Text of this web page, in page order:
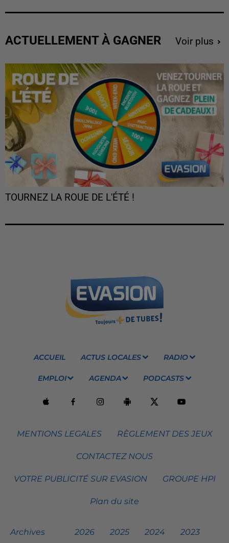
ACTUELLEMENT À GAGNER Voir plus
TOURNEZ LA ROUE DE L'ÉTÉ !
ACCUEIL ACTUS LOCALES RADIO
EMPLOI AGENDA PODCASTS
MENTIONS LEGALES RÈGLEMENT DES JEUX
CONTACTEZ NOUS
VOTRE PUBLICITÉ SUR EVASION GROUPE HPI
Plan du site
Archives 2026 2025 2024 2023